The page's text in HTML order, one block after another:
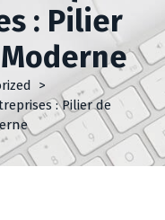
: Pilier
>
: Pilier de